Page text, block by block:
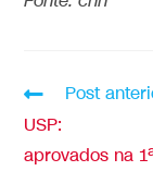
Post
USP:
aprovados na